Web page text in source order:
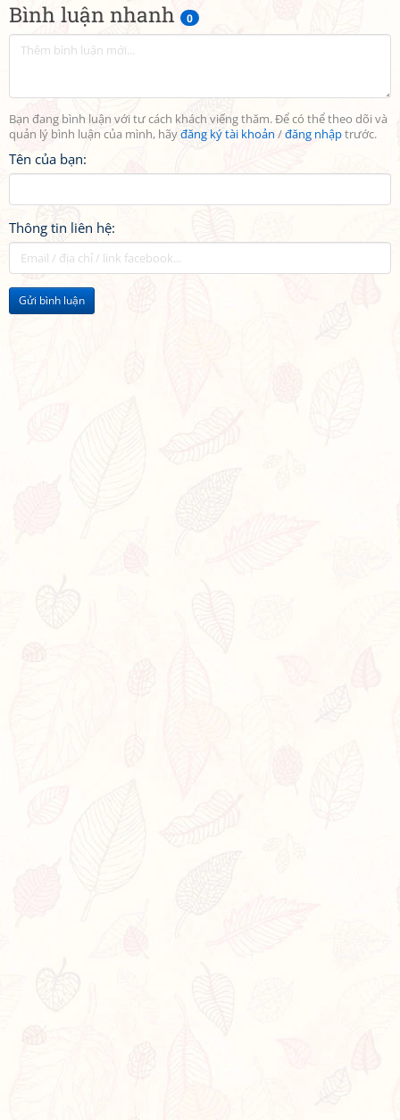
Bình luận nhanh 0
Bạn đang bình luận với tư cách khách viếng thăm. Để có thể theo dõi và
quản lý bình luận của mình, hãyđăng ký tài khoản /đăng nhậptrước.
Tên của bạn:
Thông tin liên hệ:
Gửi bình luận